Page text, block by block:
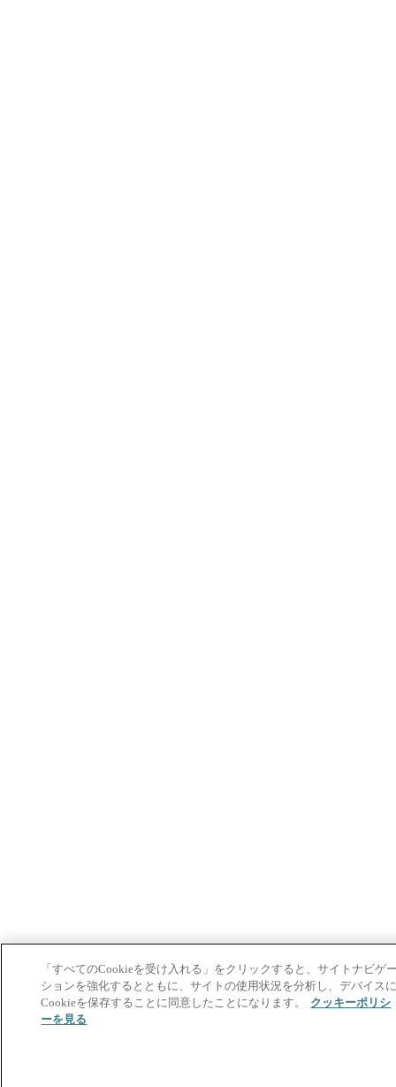
「すべてのCookieを受け入れる」をクリックすると、サイトナビゲ
ションを強化するとともに、サイトの使用状況を分析し、デバイス
Cookieを保存することに同意したことになります。
クッキーポリシ
ーを見る